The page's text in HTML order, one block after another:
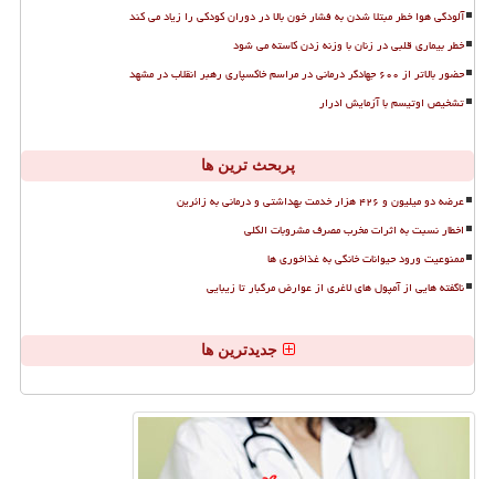
آلودگی هوا خطر مبتلا شدن به فشار خون بالا در دوران کودکی را زیاد می کند
خطر بیماری قلبی در زنان با وزنه زدن کاسته می شود
حضور بالاتر از ۶۰۰ جهادگر درمانی در مراسم خاکسپاری رهبر انقلاب در مشهد
تشخیص اوتیسم با آزمایش ادرار
پربحث ترین ها
عرضه دو میلیون و ۴۲۶ هزار خدمت بهداشتی و درمانی به زائرین
اخطار نسبت به اثرات مخرب مصرف مشروبات الکلی
ممنوعیت ورود حیوانات خانگی به غذاخوری ها
ناگفته هایی از آمپول های لاغری از عوارض مرگبار تا زیبایی
جدیدترین ها